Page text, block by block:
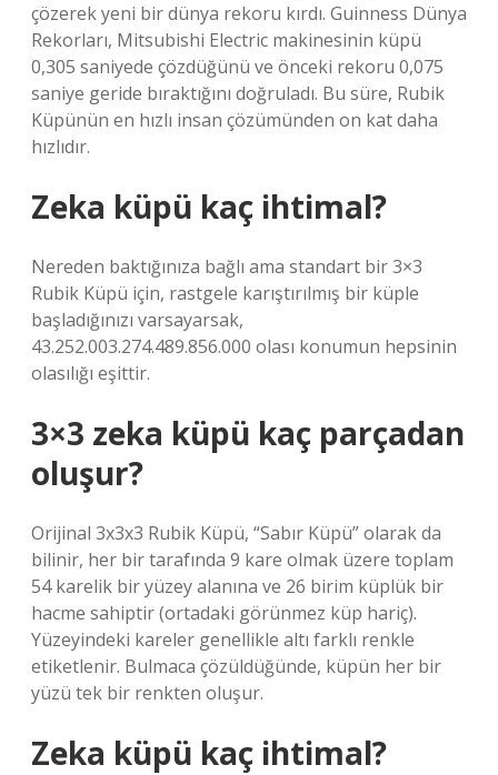
çözerek yeni bir dünya rekoru kırdı. Guinness Dünya
Rekorları, Mitsubishi Electric makinesinin küpü
0,305 saniyede çözdüğünü ve önceki rekoru 0,075
saniye geride bıraktığını doğruladı. Bu süre, Rubik
Küpünün en hızlı insan çözümünden on kat daha
hızlıdır.
Zeka küpü kaç ihtimal?
Nereden baktığınıza bağlı ama standart bir 3×3
Rubik Küpü için, rastgele karıştırılmış bir küple
başladığınızı varsayarsak,
43.252.003.274.489.856.000 olası konumun hepsinin
olasılığı eşittir.
3×3 zeka küpü kaç parçadan
oluşur?
Orijinal 3x3x3 Rubik Küpü, “Sabır Küpü” olarak da
bilinir, her bir tarafında 9 kare olmak üzere toplam
54 karelik bir yüzey alanına ve 26 birim küplük bir
hacme sahiptir (ortadaki görünmez küp hariç).
Yüzeyindeki kareler genellikle altı farklı renkle
etiketlenir. Bulmaca çözüldüğünde, küpün her bir
yüzü tek bir renkten oluşur.
Zeka küpü kaç ihtimal?